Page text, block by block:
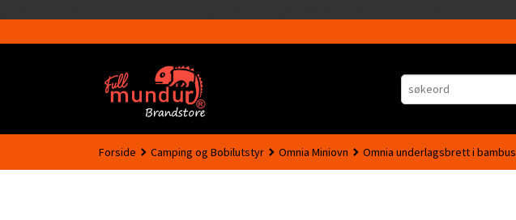
innholdet
Forside Camping og Bobilutstyr Omnia Miniovn Omnia underlagsbrett i bambus